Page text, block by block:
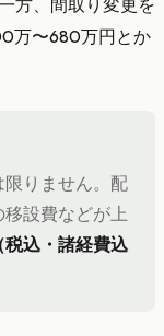
万〜680万円とか
限りません。配
設費などが上
税込・諸経費込